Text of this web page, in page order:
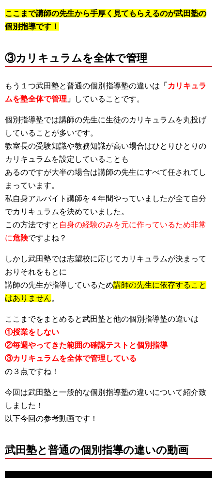
ここまで講師の先生から手厚く見てもらえるのが武田塾の
個別指導です！
③カリキュラムを全体で管理
もう１つ武田塾と普通の個別指導塾の違いは 「 カリキュラ
ムを塾全体で管理 」 していることです。
個別指導塾では講師の先生に生徒のカリキュラムを丸投げ
していることが多いです。
教室長の受験知識や教務知識が高い場合はひとりひとりの
カリキュラムを設定していることも
あるのですが大半の場合は講師の先生にすべて任されてし
まっています。
私自身アルバイト講師を４年間やっていましたが全て自分
でカリキュラムを決めていました。
この方法ですと 自身の経験のみを元に作っているため非常
に危険ですよね？
しかし武田塾では志望校に応じてカリキュラムが決まって
おりそれをもとに
講師の先生が指導しているため講師の先生に依存すること
はありません。
ここまでをまとめると武田塾と他の個別指導塾の違いは
①授業をしない
②毎週やってきた範囲の確認テストと個別指導
③カリキュラムを全体で管理している
の３点ですね！
今回は武田塾と一般的な個別指導塾の違いについて紹介致
しました！
以下今回の参考動画です！
武田塾と普通の個別指導の違いの動画